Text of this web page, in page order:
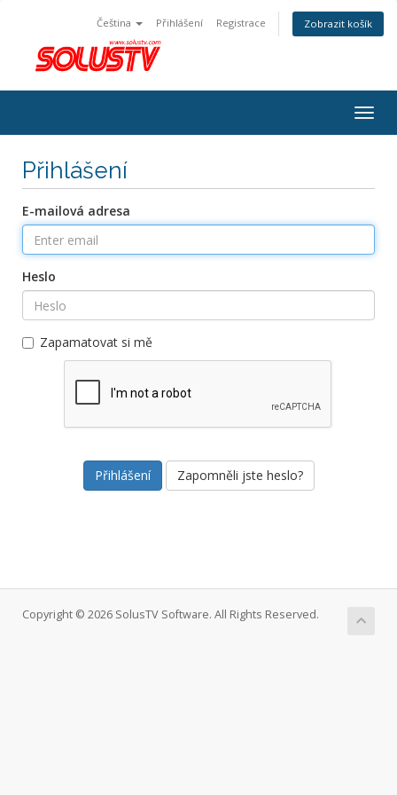
Čeština Přihlášení Registrace Zobrazit košík
Přihlášení
E-mailová adresa
Heslo
Zapamatovat si mě
Zapomněli jste heslo?
Copyright © 2026 SolusTV Software. All Rights Reserved.